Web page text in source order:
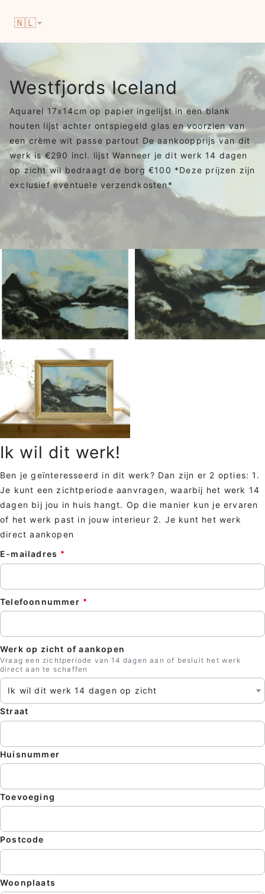
🇳🇱
Westfjords Iceland
Aquarel 17x14cm op papier ingelijst in een blank
houten lijst achter ontspiegeld glas en voorzien van
een crème wit passe partout De aankoopprijs van dit
werk is €290 incl. lijst Wanneer je dit werk 14 dagen
op zicht wil bedraagt de borg €100 *Deze prijzen zijn
exclusief eventuele verzendkosten*
Ik wil dit werk!
Ben je geïnteresseerd in dit werk? Dan zijn er 2 opties: 1.
Je kunt een zichtperiode aanvragen, waarbij het werk 14
dagen bij jou in huis hangt. Op die manier kun je ervaren
of het werk past in jouw interieur 2. Je kunt het werk
direct aankopen
E-mailadres
Telefoonnummer
Werk op zicht of aankopen
Vraag een zichtperiode van 14 dagen aan of besluit het werk
direct aan te schaffen
Ik wil dit werk 14 dagen op zicht
Straat
Huisnummer
Toevoeging
Postcode
Woonplaats